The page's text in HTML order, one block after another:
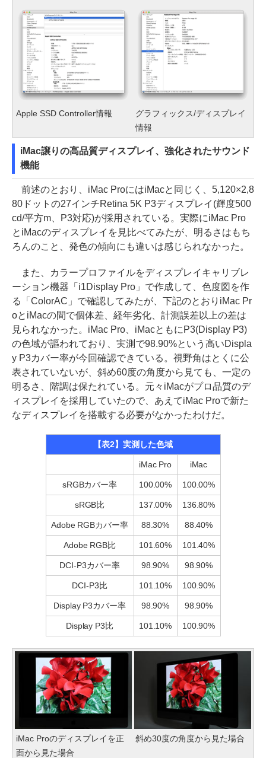
Apple SSD Controller情報
グラフィックス/ディスプレイ
情報
iMac譲りの高品質ディスプレイ、強化されたサウンド
機能
前述のとおり、iMac ProにはiMacと同じく、5,120×2,8
80ドットの27インチRetina 5K P3ディスプレイ(輝度500
cd/平方m、P3対応)が採用されている。実際にiMac Pro
とiMacのディスプレイを見比べてみたが、明るさはもち
ろんのこと、発色の傾向にも違いは感じられなかった。
また、カラープロファイルをディスプレイキャリブレ
ーション機器「i1Display Pro」で作成して、色度図を作
る「ColorAC」で確認してみたが、下記のとおりiMac Pr
oとiMacの間で個体差、経年劣化、計測誤差以上の差は
見られなかった。iMac Pro、iMacともにP3(Display P3)
の色域が謳われており、実測で98.90%という高いDispla
y P3カバー率が今回確認できている。視野角はとくに公
表されていないが、斜め60度の角度から見ても、一定の
明るさ、階調は保たれている。元々iMacがプロ品質のデ
ィスプレイを採用していたので、あえてiMac Proで新た
なディスプレイを搭載する必要がなかったわけだ。
【表2】実測した色域
iMac Pro iMac
sRGBカバー率 100.00% 100.00%
sRGB比 137.00% 136.80%
Adobe RGBカバー率 88.30% 88.40%
Adobe RGB比 101.60% 101.40%
DCI-P3カバー率 98.90% 98.90%
DCI-P3比 101.10% 100.90%
Display P3カバー率 98.90% 98.90%
Display P3比 101.10% 100.90%
iMac Proのディスプレイを正
面から見た場合
斜め30度の角度から見た場合